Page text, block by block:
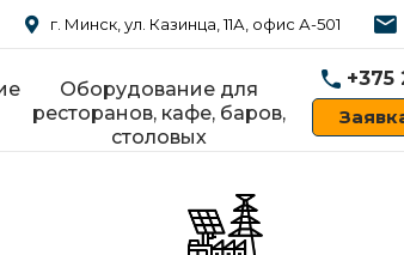
г. Минск, ул. Казинца, 11А, офис А-501
Оборудование для
ресторанов, кафе, баров,
столовых
+375